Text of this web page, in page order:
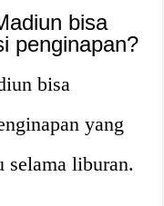
bisa
penginapan?
bisa
yang
selama liburan.